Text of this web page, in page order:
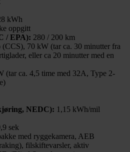
kWh
oppgitt
/ EPA): 280 / 200 km
(CCS), 70 kW (tar ca. 30 minutter fra
eller ca 20 minutter med en
(tar ca. 4,5 time med 32A, Type 2-
NEDC): 1,15 kWh/mil
sek
med ryggekamera, AEB
filskiftevarsler, aktiv